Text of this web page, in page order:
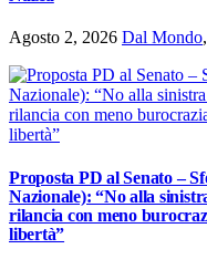
Agosto 2, 2026 Dal Mondo,
Proposta PD al Senato –
Nazionale): “No alla
rilancia con meno
libertà”